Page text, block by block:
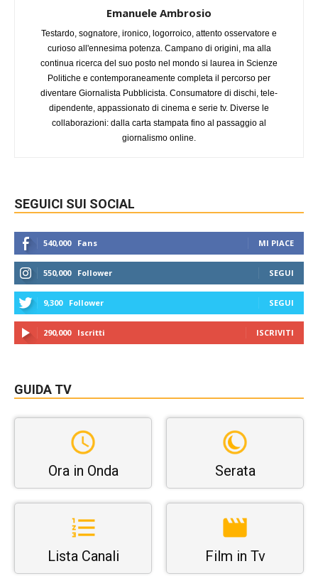
Emanuele Ambrosio
Testardo, sognatore, ironico, logorroico, attento osservatore e
curioso all'ennesima potenza. Campano di origini, ma alla
continua ricerca del suo posto nel mondo si laurea in Scienze
Politiche e contemporaneamente completa il percorso per
diventare Giornalista Pubblicista. Consumatore di dischi, tele-
dipendente, appassionato di cinema e serie tv. Diverse le
collaborazioni: dalla carta stampata fino al passaggio al
giornalismo online.
SEGUICI SUI SOCIAL
540,000 Fans MI PIACE
550,000 Follower SEGUI
9,300 Follower SEGUI
290,000 Iscritti ISCRIVITI
GUIDA TV
Ora in Onda Serata
Lista Canali Film in Tv